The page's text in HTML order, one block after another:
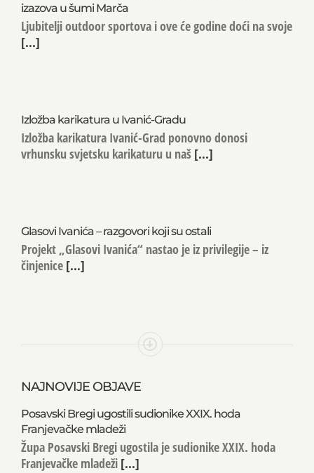
izazova u šumi Marča
Ljubitelji outdoor sportova i ove će godine doći na svoje
[...]
Izložba karikatura u Ivanić-Gradu
Izložba karikatura Ivanić-Grad ponovno donosi
vrhunsku svjetsku karikaturu u naš [...]
Glasovi Ivanića – razgovori koji su ostali
Projekt „Glasovi Ivanića“ nastao je iz privilegije – iz
činjenice [...]
NAJNOVIJE OBJAVE
Posavski Bregi ugostili sudionike XXIX. hoda
Franjevačke mladeži
Župa Posavski Bregi ugostila je sudionike XXIX. hoda
Franjevačke mladeži [...]